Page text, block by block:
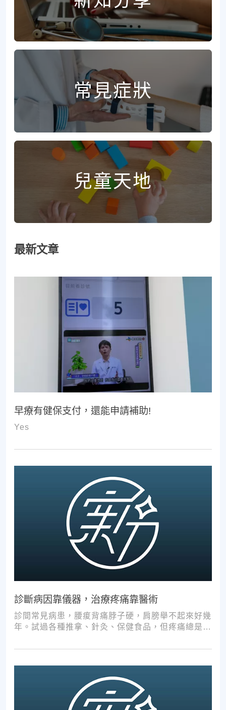
常見症狀
兒童天地
最新文章
早療有健保支付，還能申請補助!
Yes
診斷病因靠儀器，治療疼痛靠醫術
診間常見病患，腰痠背痛脖子硬，肩膀舉不起來好幾
年。試過各種推拿、針灸、保健食品，但疼痛總是時